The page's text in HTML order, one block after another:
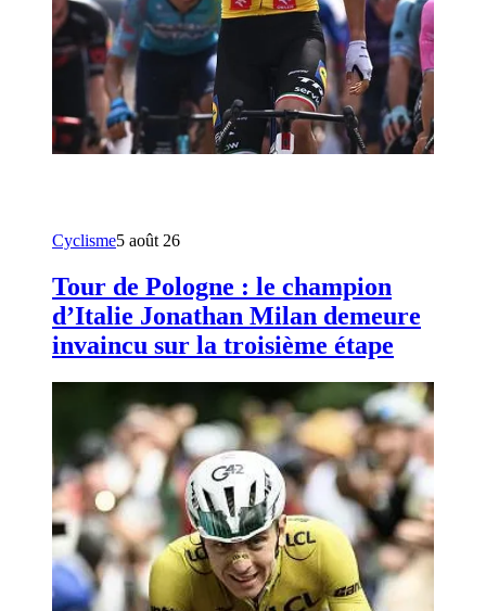
Cyclisme5 août 26
Tour de Pologne : le champion
d’Italie Jonathan Milan demeure
invaincu sur la troisième étape